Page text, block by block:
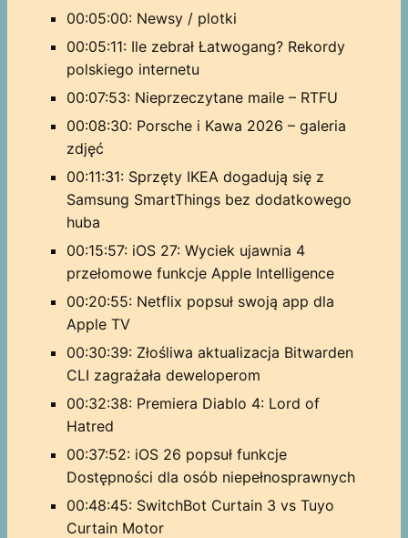
00:05:00: Newsy / plotki
00:05:11: Ile zebrał Łatwogang? Rekordy
polskiego internetu
00:07:53: Nieprzeczytane maile – RTFU
00:08:30: Porsche i Kawa 2026 – galeria
zdjęć
00:11:31: Sprzęty IKEA dogadują się z
Samsung SmartThings bez dodatkowego
huba
00:15:57: iOS 27: Wyciek ujawnia 4
przełomowe funkcje Apple Intelligence
00:20:55: Netflix popsuł swoją app dla
Apple TV
00:30:39: Złośliwa aktualizacja Bitwarden
CLI zagrażała deweloperom
00:32:38: Premiera Diablo 4: Lord of
Hatred
00:37:52: iOS 26 popsuł funkcje
Dostępności dla osób niepełnosprawnych
00:48:45: SwitchBot Curtain 3 vs Tuyo
Curtain Motor